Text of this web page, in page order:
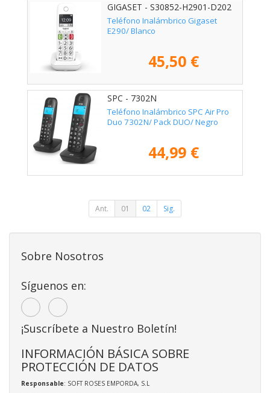
GIGASET - S30852-H2901-D202
Teléfono Inalámbrico Gigaset
E290/ Blanco
45,50 €
SPC - 7302N
Teléfono Inalámbrico SPC Air Pro
Duo 7302N/ Pack DUO/ Negro
44,99 €
Ant. 01 02 Sig.
Sobre Nosotros
Síguenos en:
¡Suscríbete a Nuestro Boletín!
INFORMACIÓN BÁSICA SOBRE
PROTECCIÓN DE DATOS
Responsable: SOFT ROSES EMPORDA, S.L